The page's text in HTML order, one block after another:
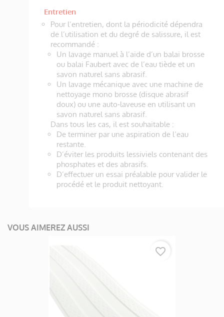
Entretien
Pour l’entretien, dont la périodicité dépendra
de l’utilisation et du degré de salissure, il est
recommandé :
Un lavage manuel à l’aide d’un balai brosse
ou balai Faubert avec de l’eau tiède et un
savon naturel sans abrasif.
Un lavage mécanique avec une machine de
nettoyage mono brosse (disque abrasif
doux) ou une auto-laveuse en utilisant un
savon naturel sans abrasif.
Dans tous les cas, il est souhaitable :
De terminer par une aspiration de l’eau
restante.
D’éviter les produits lessiviels contenant des
phosphates et des abrasifs.
D’effectuer un essai préalable pour valider le
procédé et le produit nettoyant.
VOUS AIMEREZ AUSSI
favorite_border